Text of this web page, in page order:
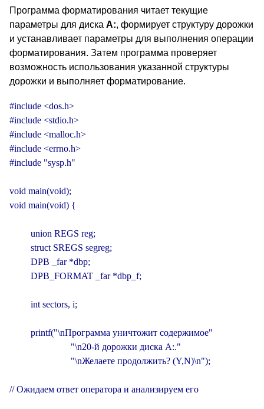
Программа форматирования читает текущие
параметры для диска А:, формирует структуру дорожки
и устанавливает параметры для выполнения операции
форматирования. Затем программа проверяет
возможность использования указанной структуры
дорожки и выполняет форматирование.
#include <dos.h>
#include <stdio.h>
#include <malloc.h>
#include <errno.h>
#include "sysp.h"
void main(void);
void main(void) {
         union REGS reg;
         struct SREGS segreg;
         DPB _far *dbp;
         DPB_FORMAT _far *dbp_f;
         int sectors, i;
         printf("\nПрограмма уничтожит содержимое"
                          "\n20-й дорожки диска А:."
                          "\nЖелаете продолжить? (Y,N)\n");
// Ожидаем ответ оператора и анализируем его